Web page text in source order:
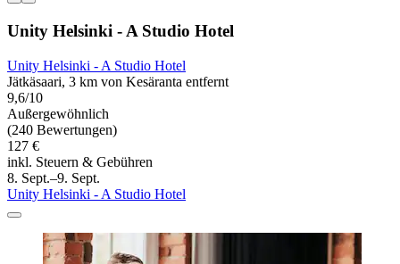
Unity Helsinki - A Studio Hotel
Unity Helsinki - A Studio Hotel
Jätkäsaari, 3 km von Kesäranta entfernt
9,6/10
Außergewöhnlich
(240 Bewertungen)
127 €
inkl. Steuern & Gebühren
8. Sept.–9. Sept.
Unity Helsinki - A Studio Hotel